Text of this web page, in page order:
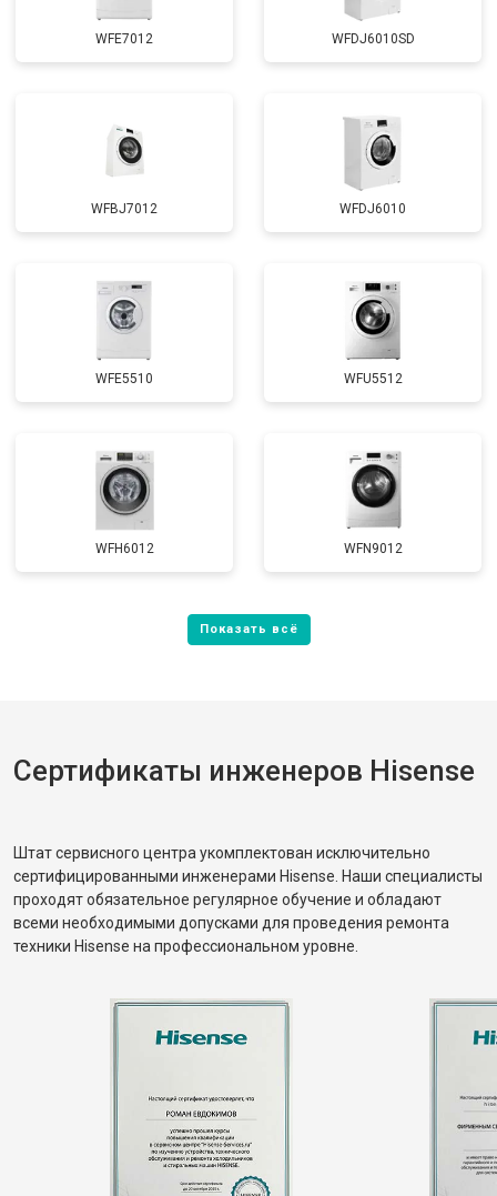
WFE7012 WFDJ6010SD
WFBJ7012 WFDJ6010
WFE5510 WFU5512
WFH6012 WFN9012
Сертификаты инженеров Hisense
Штат сервисного центра укомплектован исключительно
сертифицированными инженерами Hisense. Наши специалисты
проходят обязательное регулярное обучение и обладают
всеми необходимыми допусками для проведения ремонта
техники Hisense на профессиональном уровне.